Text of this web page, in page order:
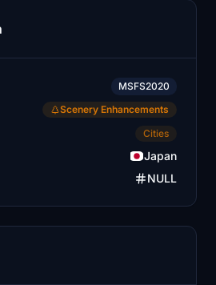
MSFS2020
Scenery Enhancements
Cities
Japan
NULL